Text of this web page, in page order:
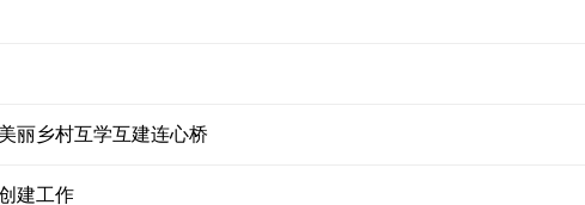
丽乡村互学互建连心桥
建工作